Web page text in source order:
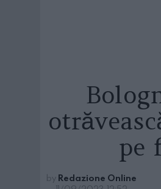
pe
by Redazione Online